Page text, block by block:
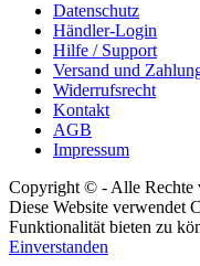
Datenschutz
Händler-Login
Hilfe / Support
Versand und
Widerrufsrecht
Kontakt
AGB
Impressum
Copyright © - Alle Rechte
Diese Website verwendet
Funktionalität bieten zu
Einverstanden